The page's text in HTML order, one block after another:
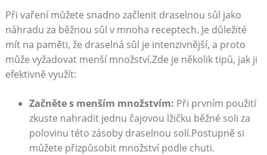
Při vaření můžete snadno začlenit draselnou sůl jako
náhradu za běžnou sůl v mnoha receptech. Je důležité
mít na paměti, že draselná sůl je intenzivnější, a proto
může vyžadovat menší množství.Zde je několik tipů, jak ji
efektivně využít:
Začněte s menším množstvím: Při prvním použití
zkuste nahradit jednu čajovou lžičku běžné soli za
polovinu této zásoby draselnou solí.Postupně si
můžete přizpůsobit množství podle chuti.